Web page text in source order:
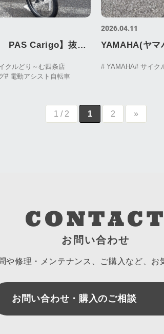
PAS Carigo】抜群
クルどり～む四条店
# 電動アシスト自転車
2026.04.11
YAMAHA(ヤ
PLUS（パスク
# YAMAHA# サイク
1 / 2 1 2 »
CONTACT
お問い合わせ
や修理・メンテナンス、ご購入など、 お
お問い合わせ・購入のご相談